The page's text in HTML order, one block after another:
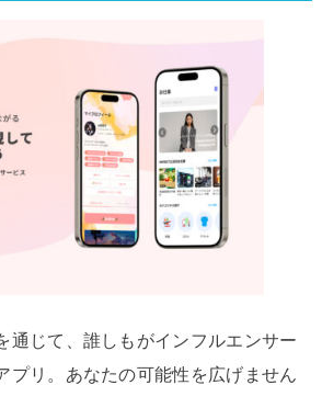
通じて、誰しもがインフルエンサー
プリ。あなたの可能性を広げません